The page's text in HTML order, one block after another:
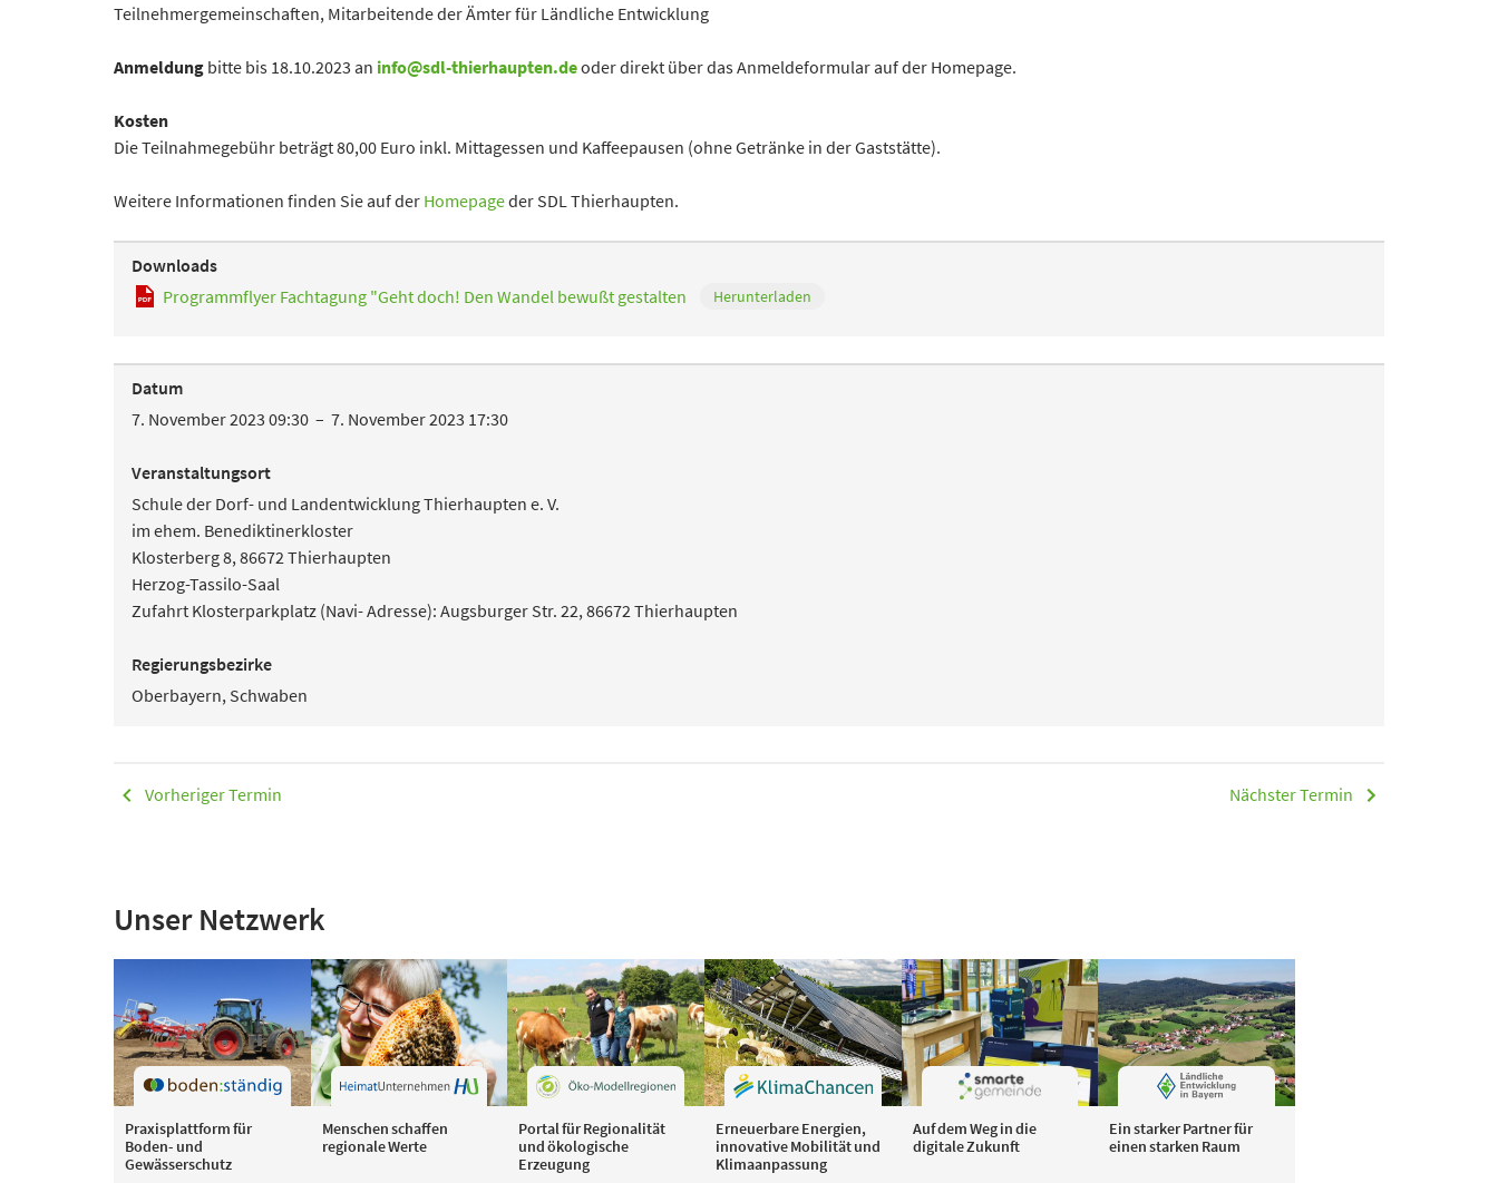
Teilnehmergemeinschaften, Mitarbeitende der Ämter für Ländliche Entwicklung
Anmeldung bitte bis 18.10.2023 an info@sdl-thierhaupten.deoder direkt über das Anmeldeformular auf der Homepage.
Kosten
Die Teilnahmegebühr beträgt 80,00 Euro inkl. Mittagessen und Kaffeepausen (ohne Getränke in der Gaststätte).
Weitere Informationen finden Sie auf der Homepageder SDL Thierhaupten.
Downloads
Programmflyer Fachtagung "Geht doch! Den Wandel bewußt gestalten
Herunterladen
Datum
7. November 2023 09:30 – 7. November 2023 17:30
Veranstaltungsort
Schule der Dorf- und Landentwicklung Thierhaupten e. V.
im ehem. Benediktinerkloster
Klosterberg 8, 86672 Thierhaupten
Herzog-Tassilo-Saal
Zufahrt Klosterparkplatz (Navi- Adresse): Augsburger Str. 22, 86672 Thierhaupten
Regierungsbezirke
Oberbayern, Schwaben
Vorheriger Termin Nächster Termin
Unser Netzwerk
Praxisplattform für
Boden- und
Gewässerschutz
Menschen schaffen
regionale Werte
Portal für Regionalität
und ökologische
Erzeugung
Erneuerbare Energien,
innovative Mobilität und
Klimaanpassung
Auf dem Weg in die
digitale Zukunft
Ein starker Partner für
einen starken Raum